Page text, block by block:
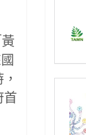
首